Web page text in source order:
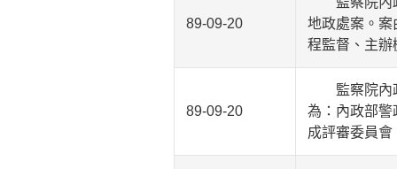
89-09-20
地政處案。案
程監督、主辦
89-09-20
監察院內政
為：內政部警
成評審委員